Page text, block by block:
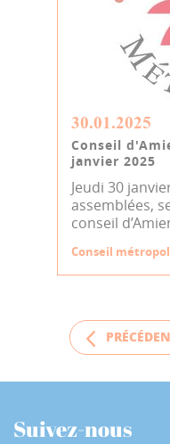
30.01.2025
Conseil
janvier 2025
Jeudi 30
assemblées,
conseil
Conseil
Suivez-nous